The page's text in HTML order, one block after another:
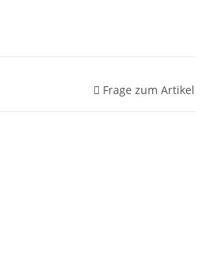
Frage zum Artikel